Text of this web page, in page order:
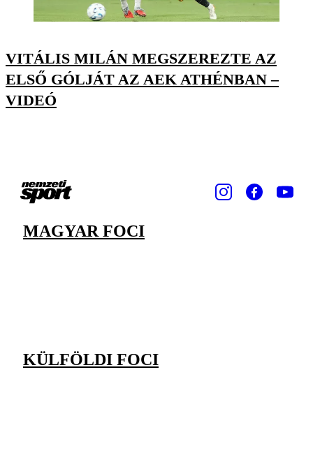
VITÁLIS MILÁN MEGSZEREZTE AZ
ELSŐ GÓLJÁT AZ AEK ATHÉNBAN –
VIDEÓ
MAGYAR FOCI
KÜLFÖLDI FOCI